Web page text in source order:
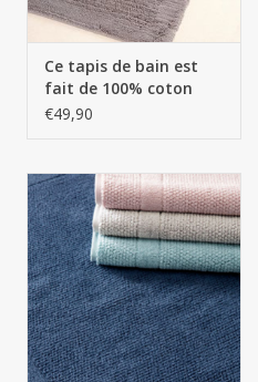
Ce tapis de bain est
fait de 100% coton
peigné.
€49,90